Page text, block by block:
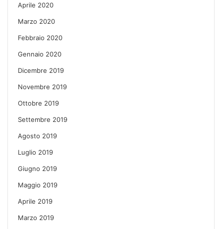
Aprile 2020
Marzo 2020
Febbraio 2020
Gennaio 2020
Dicembre 2019
Novembre 2019
Ottobre 2019
Settembre 2019
Agosto 2019
Luglio 2019
Giugno 2019
Maggio 2019
Aprile 2019
Marzo 2019